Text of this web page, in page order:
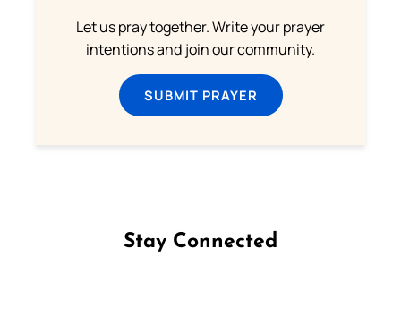
Let us pray together. Write your prayer
intentions and join our community.
SUBMIT PRAYER
Stay Connected